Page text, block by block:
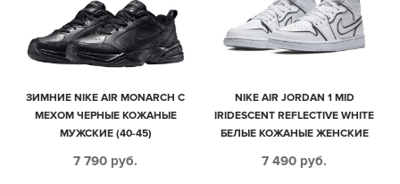
ЗИМНИЕ NIKE AIR MONARCH С
МЕХОМ ЧЕРНЫЕ КОЖАНЫЕ
МУЖСКИЕ (40-45)
7 790 руб.
NIKE AIR JORDAN 1 MID
IRIDESCENT REFLECTIVE WHITE
БЕЛЫЕ КОЖАНЫЕ ЖЕНСКИЕ
7 490 руб.